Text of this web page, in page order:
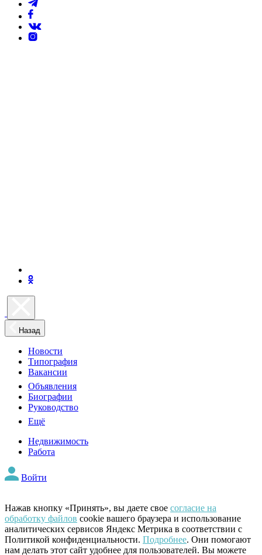
Назад
Новости
Типография
Вакансии
Объявления
Биографии
Руководство
Ещё
Недвижимость
Работа
Войти
Нажав кнопку «Принять», вы даете свое согласие на
обработку файлов cookie вашего браузера и использование
аналитических сервисов Яндекс Метрика в соответствии с
Политикой конфиденциальности. Подробнее. Они помогают
нам делать этот сайт удобнее для пользователей. Вы можете